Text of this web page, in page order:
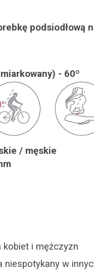
podsiodłową
- 60º
/ męskie
kobiet i mężczyzn
niespotykany w